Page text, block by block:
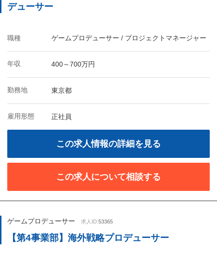
デューサー
職種 ゲームプロデューサー / プロジェクトマネージャー
年収 400～700万円
勤務地 東京都
雇用形態 正社員
この求人情報の詳細を見る
この求人について相談する
ゲームプロデューサー 求人ID:53365
【第4事業部】海外戦略プロデューサー